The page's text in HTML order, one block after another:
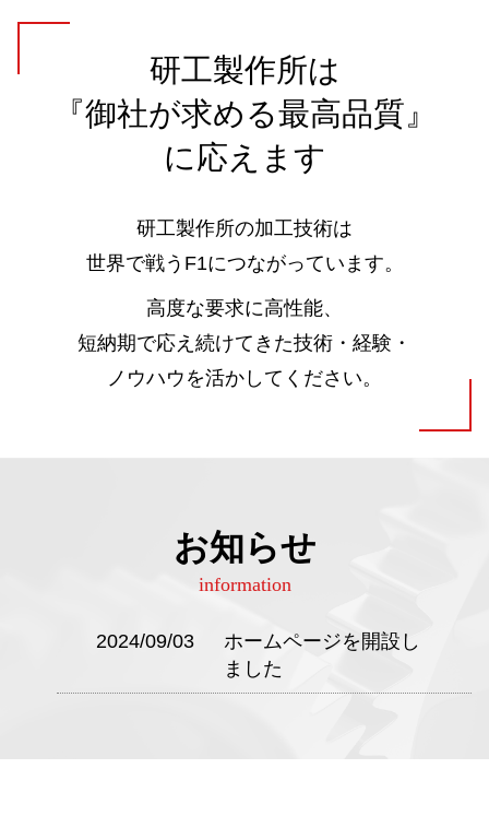
研工製作所は
『御社が求める最高品質』
に応えます
研工製作所の加工技術は
世界で戦うF1につながっています。
高度な要求に高性能、
短納期で応え続けてきた技術・経験・
ノウハウを活かしてください。
お知らせ
information
2024/09/03
ホームページを開設し
ました